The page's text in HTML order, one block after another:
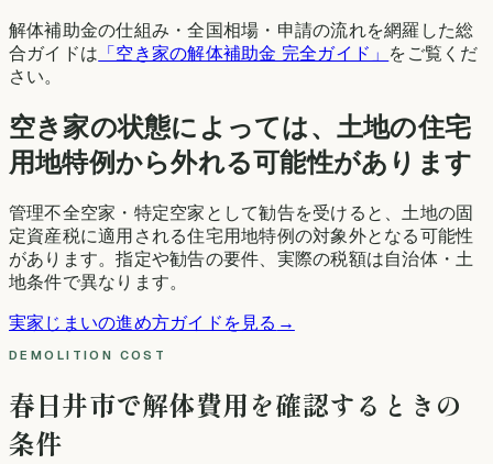
解体補助金の仕組み・全国相場・申請の流れを網羅した総
合ガイドは 「空き家の解体補助金 完全ガイド」
をご覧くだ
さい。
空き家の状態によっては、土地の住宅
用地特例から外れる可能性があります
管理不全空家・特定空家として勧告を受けると、土地の固
定資産税に適用される住宅用地特例の対象外となる可能性
があります。指定や勧告の要件、実際の税額は自治体・土
地条件で異なります。
実家じまいの進め方ガイドを見る →
DEMOLITION COST
春日井市で解体費用を確認するときの
条件